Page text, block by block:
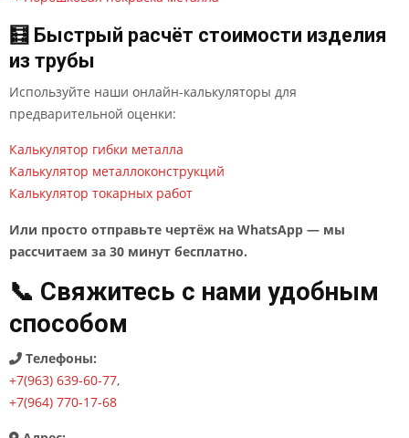
🧮 Быстрый расчёт стоимости изделия
из трубы
Используйте наши онлайн-калькуляторы для
предварительной оценки:
Калькулятор гибки металла
Калькулятор металлоконструкций
Калькулятор токарных работ
Или просто отправьте чертёж на WhatsApp — мы
рассчитаем за 30 минут бесплатно.
📞 Свяжитесь с нами удобным
способом
Телефоны:
+7(963) 639-60-77,
+7(964) 770-17-68